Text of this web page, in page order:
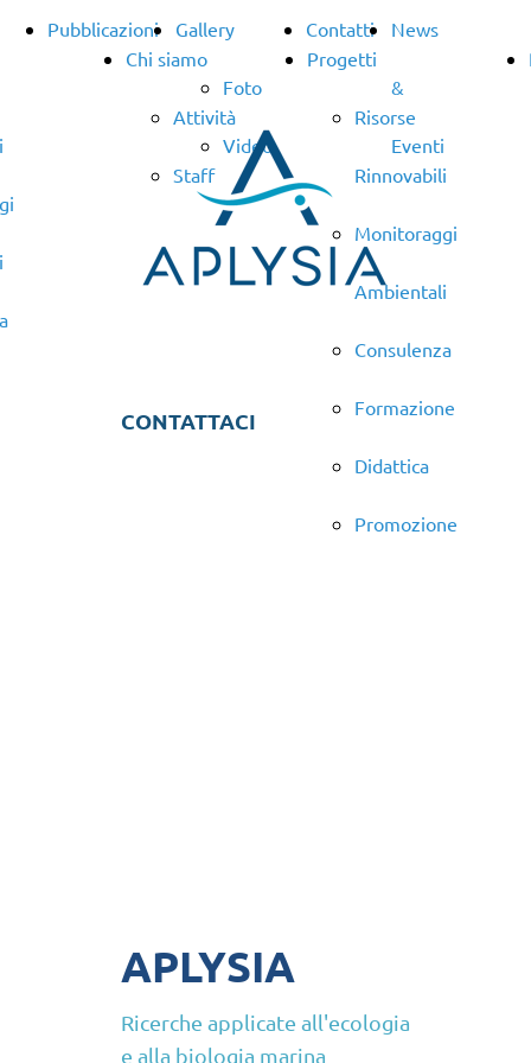
Pubblicazioni Gallery
Foto
Video
Contatti News
&
Eventi
Chi siamo
Attività
Staff
Progetti
Risorse
Rinnovabili
Monitoraggi
Ambientali
Consulenza
Formazione
Didattica
Promozione
CONTATTACI
APLYSIA
Ricerche applicate all'ecologia
e alla biologia marina